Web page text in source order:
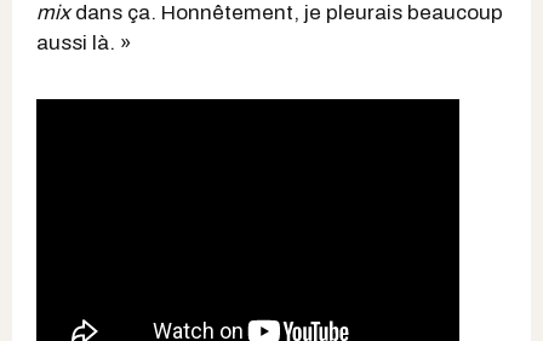
mixdans ça. Honnêtement, je pleurais beaucoup
aussi là. »